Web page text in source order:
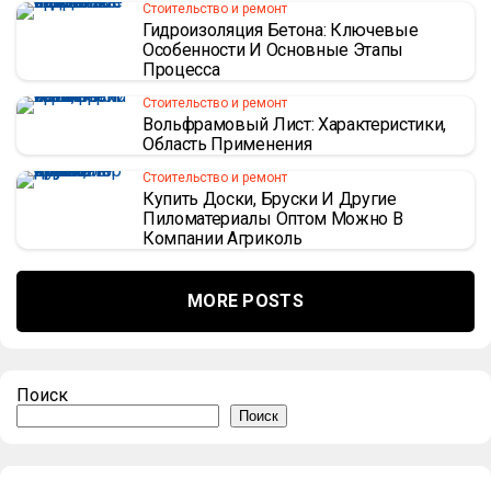
Стоительство и ремонт
Гидроизоляция Бетона: Ключевые
Особенности И Основные Этапы
Процесса
Стоительство и ремонт
Вольфрамовый Лист: Характеристики,
Область Применения
Стоительство и ремонт
Купить Доски, Бруски И Другие
Пиломатериалы Оптом Можно В
Компании Агриколь
MORE POSTS
Поиск
Поиск